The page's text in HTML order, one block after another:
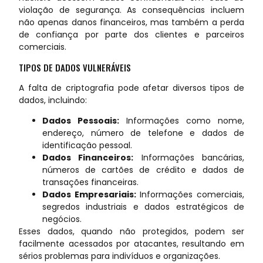
violação de segurança. As consequências incluem
não apenas danos financeiros, mas também a perda
de confiança por parte dos clientes e parceiros
comerciais.
TIPOS DE DADOS VULNERÁVEIS
A falta de criptografia pode afetar diversos tipos de
dados, incluindo:
Dados Pessoais: Informações como nome,
endereço, número de telefone e dados de
identificação pessoal.
Dados Financeiros: Informações bancárias,
números de cartões de crédito e dados de
transações financeiras.
Dados Empresariais:Informações comerciais,
segredos industriais e dados estratégicos de
negócios.
Esses dados, quando não protegidos, podem ser
facilmente acessados por atacantes, resultando em
sérios problemas para indivíduos e organizações.